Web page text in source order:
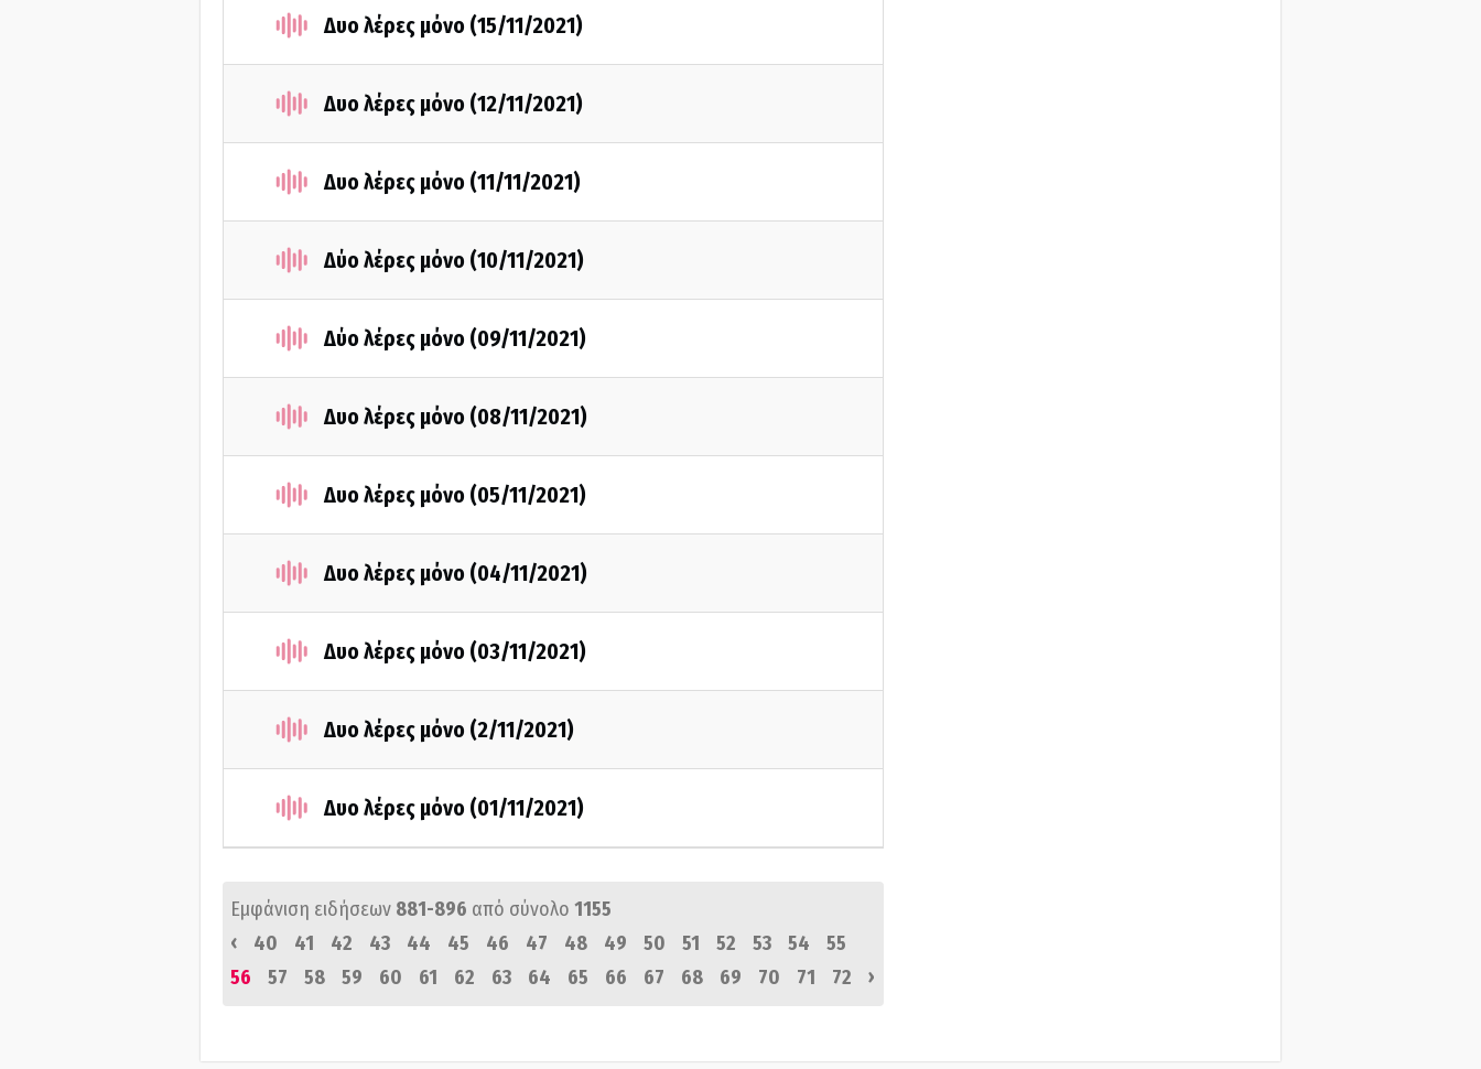
Δυο λέρες μόνο (15/11/2021)
Δυο λέρες μόνο (12/11/2021)
Δυο λέρες μόνο (11/11/2021)
Δύο λέρες μόνο (10/11/2021)
Δύο λέρες μόνο (09/11/2021)
Δυο λέρες μόνο (08/11/2021)
Δυο λέρες μόνο (05/11/2021)
Δυο λέρες μόνο (04/11/2021)
Δυο λέρες μόνο (03/11/2021)
Δυο λέρες μόνο (2/11/2021)
Δυο λέρες μόνο (01/11/2021)
Εμφάνιση ειδήσεων 881-896 από σύνολο 1155
‹
40 41 42 43 44 45 46 47 48 49 50 51 52 53 54
55
56
57 58 59 60 61 62 63 64 65 66 67 68 69 70 71 72 ›